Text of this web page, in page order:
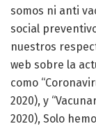
somos ni anti
social
nuestros
web sobre la
como
2020), y
2020), Solo